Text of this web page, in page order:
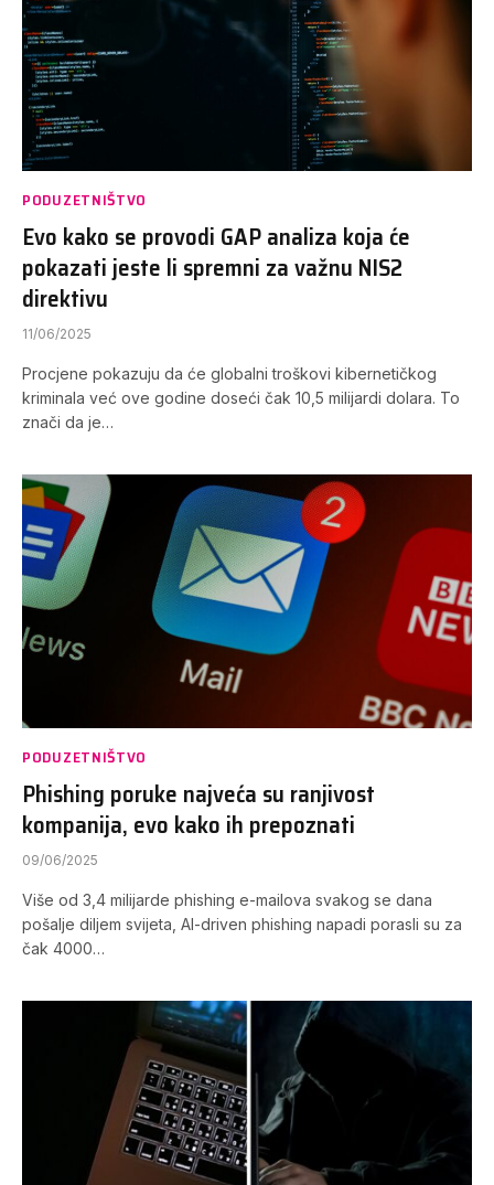
PODUZETNIŠTVO
Evo kako se provodi GAP analiza koja će
pokazati jeste li spremni za važnu NIS2
direktivu
11/06/2025
Procjene pokazuju da će globalni troškovi kibernetičkog
kriminala već ove godine doseći čak 10,5 milijardi dolara. To
znači da je…
PODUZETNIŠTVO
Phishing poruke najveća su ranjivost
kompanija, evo kako ih prepoznati
09/06/2025
Više od 3,4 milijarde phishing e-mailova svakog se dana
pošalje diljem svijeta, AI-driven phishing napadi porasli su za
čak 4000…